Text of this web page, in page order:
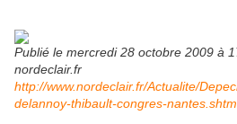
Publié le mercredi 28 octobre 2009 à
nordeclair.fr
http://www.nordeclair.fr/Actualite/
delannoy-thibault-congres-